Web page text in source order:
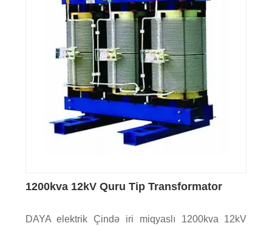
1200kva 12kV Quru Tip Transformator
DAYA elektrik Çində iri miqyaslı 1200kva 12kV